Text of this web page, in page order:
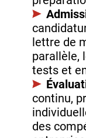
lettre de
parallèle,
tests et
continu,
des